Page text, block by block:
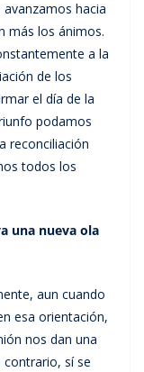
hacia
más los ánimos.
a la
de los
el día de la
podamos
reconciliación
todos los
una nueva ola
aun cuando
esa orientación,
nos dan una
sí se